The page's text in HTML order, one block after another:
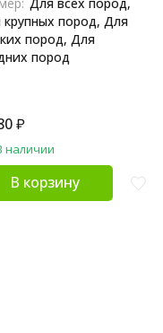
крупных пород, Для
пород, Для
пород
₽
наличии
В корзину